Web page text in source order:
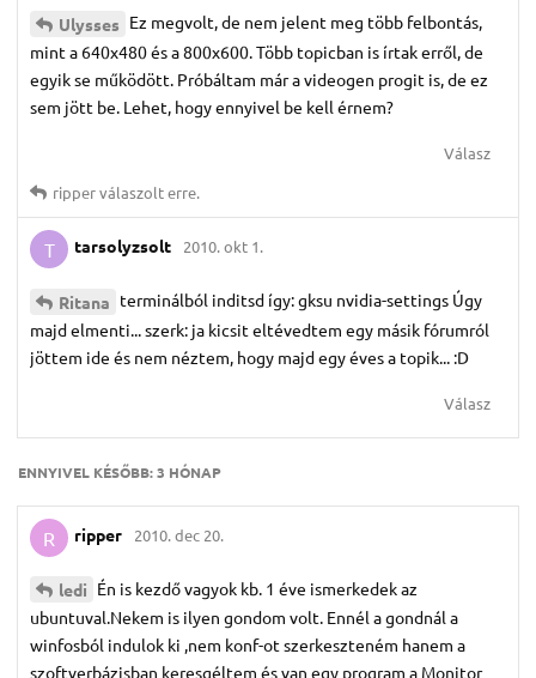
Ulysses Ez megvolt, de nem jelent meg több felbontás,
mint a 640x480 és a 800x600. Több topicban is írtak erről, de
egyik se működött. Próbáltam már a videogen progit is, de ez
sem jött be. Lehet, hogy ennyivel be kell érnem?
Válasz
ripperválaszolt erre.
T tarsolyzsolt 2010. okt 1.
Ritana terminálból inditsd így: gksu nvidia-settings Úgy
majd elmenti... szerk: ja kicsit eltévedtem egy másik fórumról
jöttem ide és nem néztem, hogy majd egy éves a topik... :D
Válasz
ENNYIVEL KÉSŐBB:3 HÓNAP
R ripper 2010. dec 20.
ledi Én is kezdő vagyok kb. 1 éve ismerkedek az
ubuntuval.Nekem is ilyen gondom volt. Ennél a gondnál a
winfosból indulok ki ,nem konf-ot szerkeszteném hanem a
szoftverbázisban keresgéltem és van egy program a Monitor